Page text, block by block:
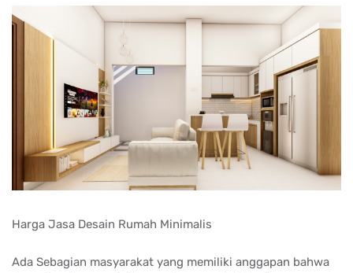
Harga Jasa Desain Rumah Minimalis
Ada Sebagian masyarakat yang memiliki anggapan bahwa